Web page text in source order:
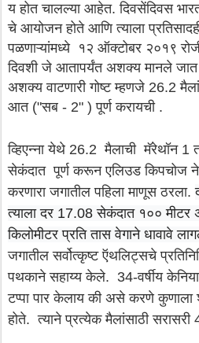
य होत चालल्या आहेत. दिवसेंदिवस
चे आयोजन होते आणि त्याला
पळणाऱ्यांमध्ये १२ ऑक्टोबर २०१९
दिवशी जे आतापर्यंत अशक्य मानले
अशक्य वाटणारी गोष्ट म्हणजे 26.2
आत ("सब - 2" ) पूर्ण करायची .
व्हिएन्ना येथे 26.2 मैलाची मॅरेथॉन 1
सेकंदात पूर्ण करून एलिउड किपचोज ने
करणारा जगातील पहिला माणूस ठरला.
त्याला दर 17.08 सेकंदात १०० मीटर
किलोमीटर प्रति तास वेगाने धावावे
जगातील सर्वोत्कृष्ट ऍथलिट्सचे
पथकाने सहाय्य केले. 34-वर्षीय
टप्पा पार केलाय की असे करणे कुणाला
होते. त्याने प्रत्येक मैलांसाठी